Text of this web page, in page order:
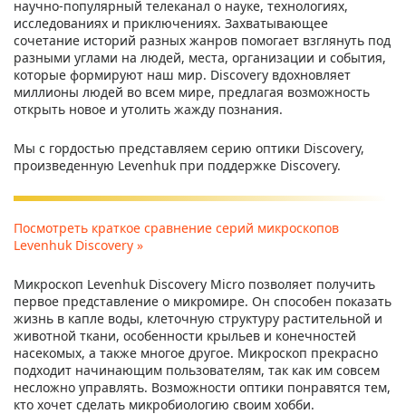
научно-популярный телеканал о науке, технологиях,
исследованиях и приключениях. Захватывающее
сочетание историй разных жанров помогает взглянуть под
разными углами на людей, места, организации и события,
которые формируют наш мир. Discovery вдохновляет
миллионы людей во всем мире, предлагая возможность
открыть новое и утолить жажду познания.
Мы с гордостью представляем серию оптики Discovery,
произведенную Levenhuk при поддержке Discovery.
Посмотреть краткое сравнение серий микроскопов
Levenhuk Discovery »
Микроскоп Levenhuk Discovery Micro позволяет получить
первое представление о микромире. Он способен показать
жизнь в капле воды, клеточную структуру растительной и
животной ткани, особенности крыльев и конечностей
насекомых, а также многое другое. Микроскоп прекрасно
подходит начинающим пользователям, так как им совсем
несложно управлять. Возможности оптики понравятся тем,
кто хочет сделать микробиологию своим хобби.